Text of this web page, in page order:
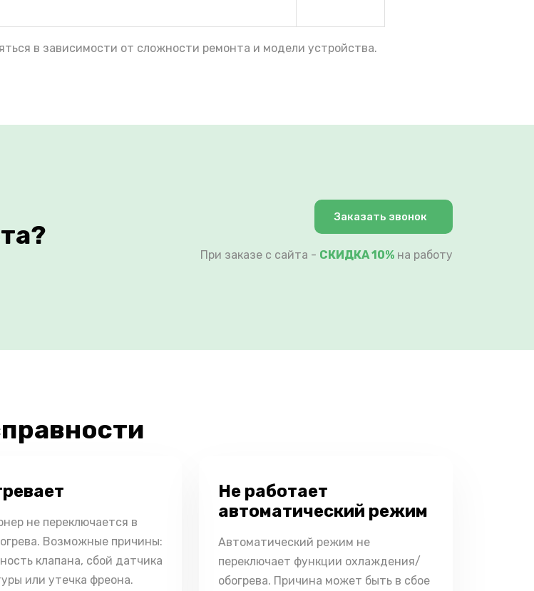
в зависимости от сложности ремонта и модели устройства.
Заказать звонок
При заказе с сайта - СКИДКА 10% на работу
не переключается в
Возможные причины:
клапана, сбой датчика
или утечка фреона.
Не работает
автоматический режим
Автоматический режим не
переключает функции охлаждения/
обогрева. Причина может быть в сбое